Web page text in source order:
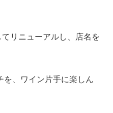
リニューアルし、店名を
、ワイン片手に楽しん